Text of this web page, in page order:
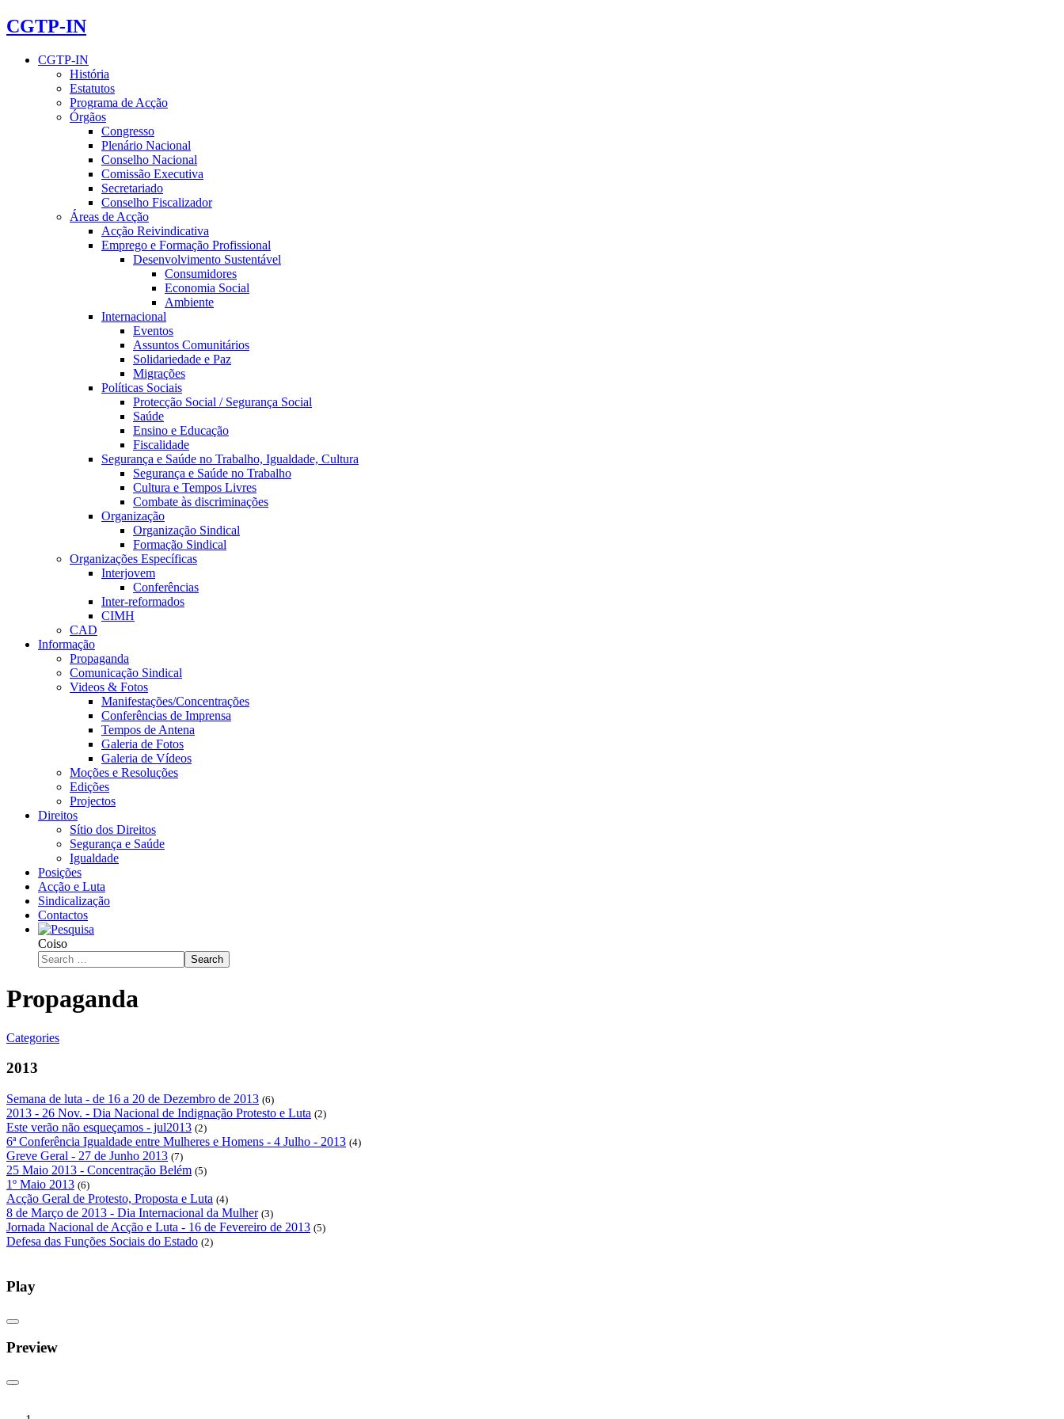
CGTP-IN
CGTP-IN
História
Estatutos
Programa de Acção
Órgãos
Congresso
Plenário Nacional
Conselho Nacional
Comissão Executiva
Secretariado
Conselho Fiscalizador
Áreas de Acção
Acção Reivindicativa
Emprego e Formação Profissional
Desenvolvimento Sustentável
Consumidores
Economia Social
Ambiente
Internacional
Eventos
Assuntos Comunitários
Solidariedade e Paz
Migrações
Políticas Sociais
Protecção Social / Segurança Social
Saúde
Ensino e Educação
Fiscalidade
Segurança e Saúde no Trabalho, Igualdade, Cultura
Segurança e Saúde no Trabalho
Cultura e Tempos Livres
Combate às discriminações
Organização
Organização Sindical
Formação Sindical
Organizações Específicas
Interjovem
Conferências
Inter-reformados
CIMH
CAD
Informação
Propaganda
Comunicação Sindical
Videos & Fotos
Manifestações/Concentrações
Conferências de Imprensa
Tempos de Antena
Galeria de Fotos
Galeria de Vídeos
Moções e Resoluções
Edições
Projectos
Direitos
Sítio dos Direitos
Segurança e Saúde
Igualdade
Posições
Acção e Luta
Sindicalização
Contactos
Coiso
Search
Propaganda
Categories
2013
Semana de luta - de 16 a 20 de Dezembro de 2013 (6)
2013 - 26 Nov. - Dia Nacional de Indignação Protesto e Luta (2)
Este verão não esqueçamos - jul2013 (2)
6ª Conferência Igualdade entre Mulheres e Homens - 4 Julho - 2013 (4)
Greve Geral - 27 de Junho 2013 (7)
25 Maio 2013 - Concentração Belém (5)
1º Maio 2013 (6)
Acção Geral de Protesto, Proposta e Luta (4)
8 de Março de 2013 - Dia Internacional da Mulher (3)
Jornada Nacional de Acção e Luta - 16 de Fevereiro de 2013 (5)
Defesa das Funções Sociais do Estado (2)
Play
Preview